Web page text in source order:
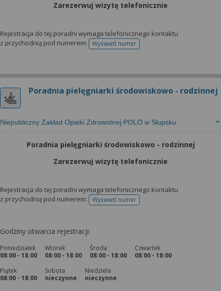
Zarezerwuj wizytę telefonicznie
Rejestracja do tej poradni wymaga telefonicznego kontaktu
z przychodnią pod numerem:
Wyświetl numertelefonu do rejestracji
Poradnia pielęgniarki środowiskowo - rodzinnej
Niepubliczny Zakład Opieki Zdrowotnej POLO w Słupsku
Poradnia pielęgniarki środowiskowo - rodzinnej
Zarezerwuj wizytę telefonicznie
Rejestracja do tej poradni wymaga telefonicznego kontaktu
z przychodnią pod numerem:
Wyświetl numertelefonu do rejestracji
Godziny otwarcia rejestracji:
Poniedziałek
08:00 - 18:00
Wtorek
08:00 - 18:00
Środa
08:00 - 18:00
Czwartek
08:00 - 18:00
Piątek
08:00 - 18:00
Sobota
nieczynne
Niedziela
nieczynne